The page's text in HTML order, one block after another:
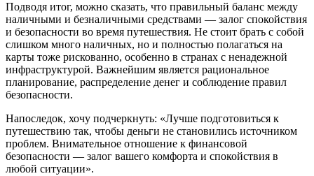
Подводя итог, можно сказать, что правильный баланс между
наличными и безналичными средствами — залог спокойствия
и безопасности во время путешествия. Не стоит брать с собой
слишком много наличных, но и полностью полагаться на
карты тоже рискованно, особенно в странах с ненадежной
инфраструктурой. Важнейшим является рациональное
планирование, распределение денег и соблюдение правил
безопасности.
Напоследок, хочу подчеркнуть: «Лучше подготовиться к
путешествию так, чтобы деньги не становились источником
проблем. Внимательное отношение к финансовой
безопасности — залог вашего комфорта и спокойствия в
любой ситуации».